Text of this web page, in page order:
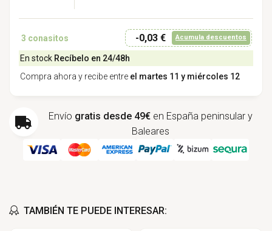
3 conasitos -0,03 € Acumula descuentos
En stock Recíbelo en 24/48h
Compra ahora y recibe entre el martes 11 y miércoles 12
Envío gratis desde 49€ en España peninsular y
Baleares
TAMBIÉN TE PUEDE INTERESAR: